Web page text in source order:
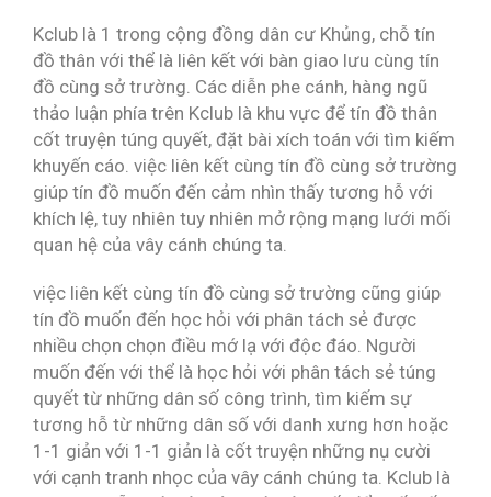
Kclub là 1 trong cộng đồng dân cư Khủng, chỗ tín
đồ thân với thể là liên kết với bàn giao lưu cùng tín
đồ cùng sở trường. Các diễn phe cánh, hàng ngũ
thảo luận phía trên Kclub là khu vực để tín đồ thân
cốt truyện túng quyết, đặt bài xích toán với tìm kiếm
khuyến cáo. việc liên kết cùng tín đồ cùng sở trường
giúp tín đồ muốn đến cảm nhìn thấy tương hỗ với
khích lệ, tuy nhiên tuy nhiên mở rộng mạng lưới mối
quan hệ của vây cánh chúng ta.
việc liên kết cùng tín đồ cùng sở trường cũng giúp
tín đồ muốn đến học hỏi với phân tách sẻ được
nhiều chọn chọn điều mớ lạ với độc đáo. Người
muốn đến với thể là học hỏi với phân tách sẻ túng
quyết từ những dân số công trình, tìm kiếm sự
tương hỗ từ những dân số với danh xưng hơn hoặc
1-1 giản với 1-1 giản là cốt truyện những nụ cười
với cạnh tranh nhọc của vây cánh chúng ta. Kclub là